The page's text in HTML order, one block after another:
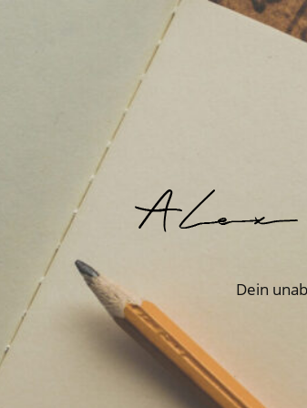
Dein